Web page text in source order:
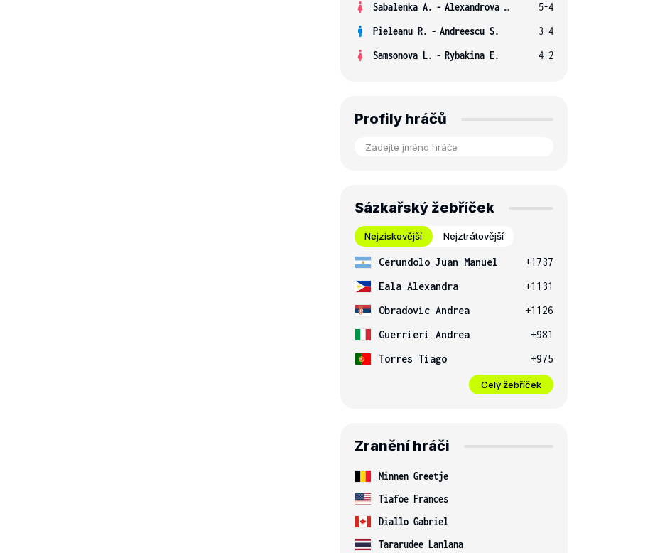
Sabalenka A. - Alexandrova E.
5-4
Pieleanu R. - Andreescu S.
3-4
Samsonova L. - Rybakina E. 4-2
Profily hráčů
Sázkařský žebříček
Nejziskovější Nejztrátovější
Cerundolo Juan Manuel
+1737
Eala Alexandra
+1131
Obradovic Andrea
+1126
Guerrieri Andrea
+981
Torres Tiago
+975
Celý žebříček
Zranění hráči
Minnen Greetje
Tiafoe Frances
Diallo Gabriel
Tararudee Lanlana